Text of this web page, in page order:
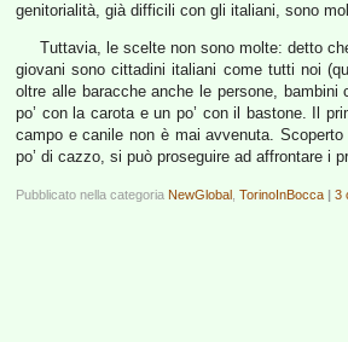
genitorialità, già difficili con gli italiani, sono
Tuttavia, le scelte non sono molte: detto
giovani sono cittadini italiani come tutti noi
oltre alle baracche anche le persone,
po’ con la carota e un po’ con il bastone. Il
campo e canile non è mai avvenuta.
po’ di cazzo, si può proseguire ad affrontare i
Pubblicato nella categoria NewGlobal TorinoInBocca | 3